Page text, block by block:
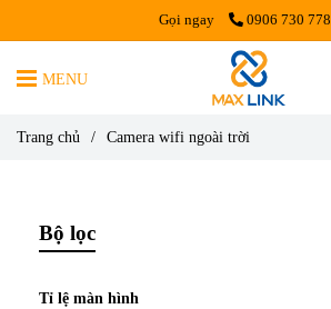
Gọi ngay 0906 730 778
MENU
Trang chủ / Camera wifi ngoài trời
Bộ lọc
Tỉ lệ màn hình